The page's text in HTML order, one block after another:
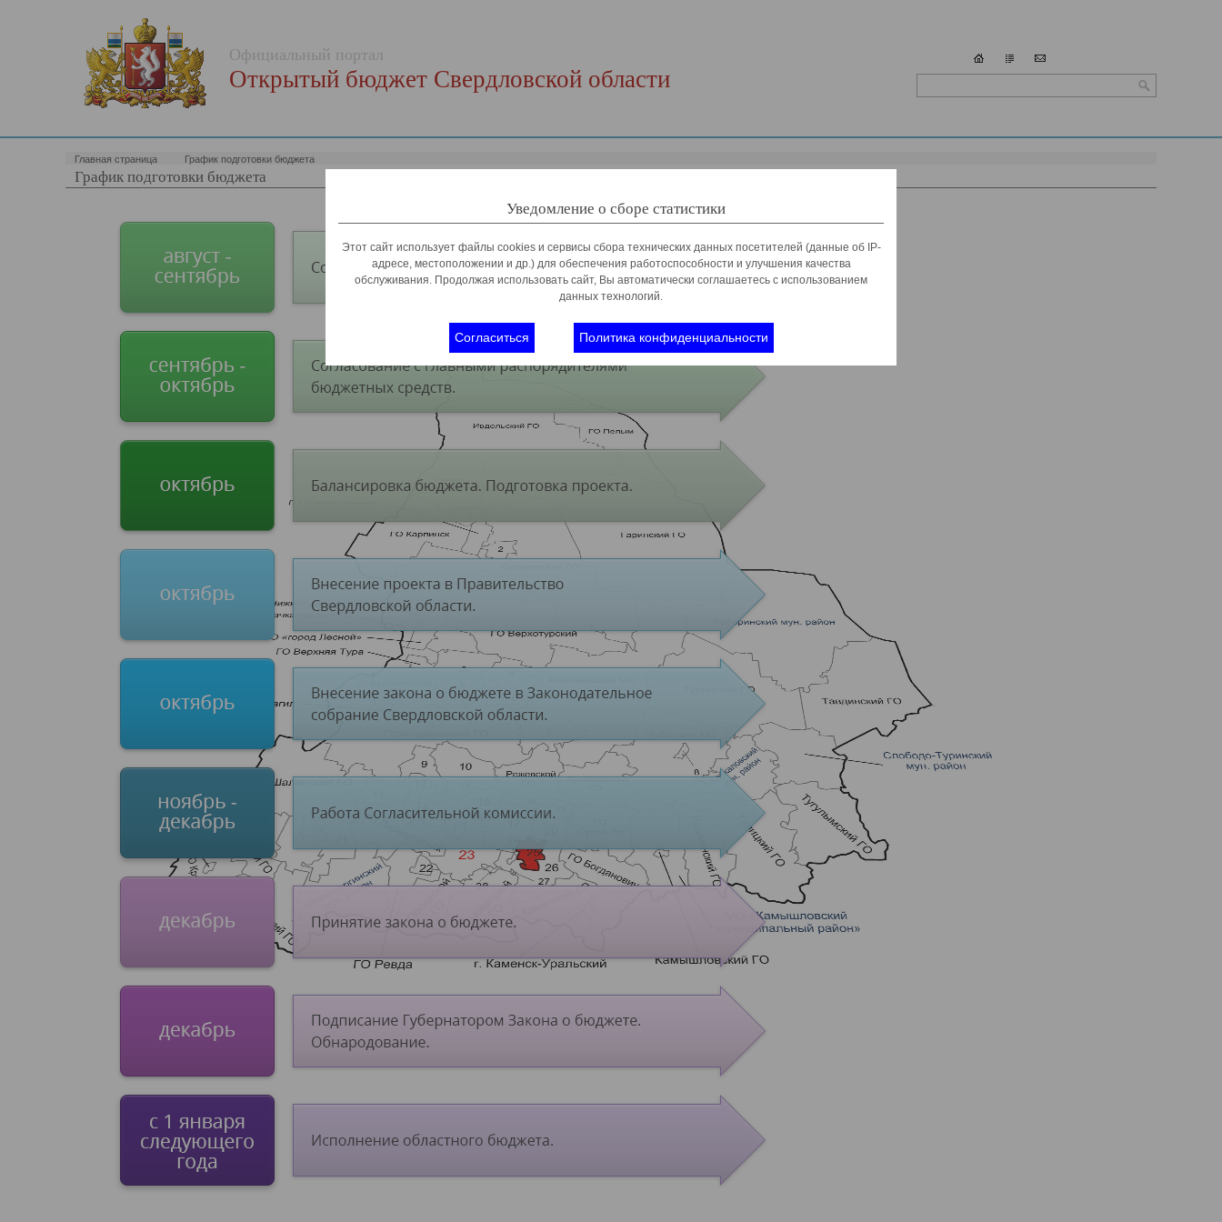
Официальный портал
Открытый бюджет Свердловской области
Главная страница График подготовки бюджета
Уведомление о сборе статистики
Этот сайт использует файлы cookies и сервисы сбора технических данных посетителей (данные об IP-
адресе, местоположении и др.) для обеспечения работоспособности и улучшения качества
обслуживания. Продолжая использовать сайт, Вы автоматически соглашаетесь с использованием
данных технологий.
Согласиться Политика конфиденциальности
График подготовки бюджета